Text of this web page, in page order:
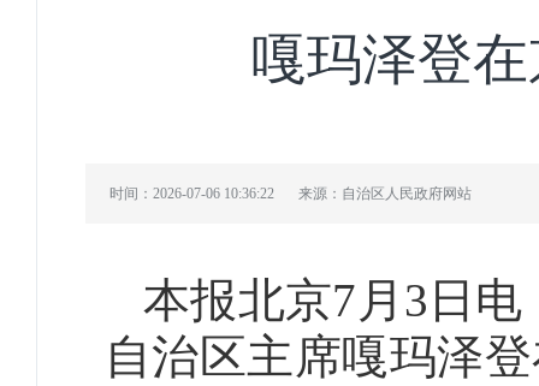
嘎玛泽登
时间：2026-07-06 10:36:22 来源：自治区人民政府网站
本报北京7月3日
自治区主席嘎玛泽